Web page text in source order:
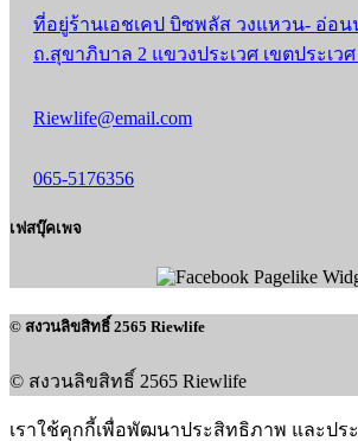
ที่อยู่ร้านเอชเคป บิซพลัส วงแหวน- อ่อน
ถ.สุขาภิบาล 2 แขวงประเวศ เขตประเวศ
Riewlife@email.com
065-5176356
เฟสบุ๊คเพจ
© สงวนลิขสิทธิ์ 2565 Riewlife
© สงวนลิขสิทธิ์ 2565 Riewlife
เราใช้คุกกี้เพื่อพัฒนาประสิทธิภาพ และป